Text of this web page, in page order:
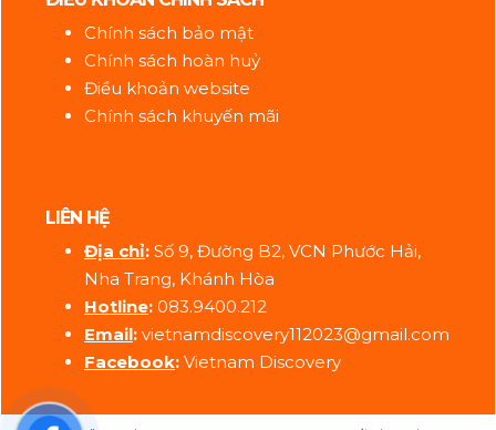
Chính sách bảo mật
Chính sách hoàn huỷ
Điều khoản website
Chính sách khuyến mãi
LIÊN HỆ
Địa chỉ: Số 9, Đường B2, VCN Phước Hải,
Nha Trang, Khánh Hòa
Hotline: 083.9400.212
Email: vietnamdiscovery112023@gmail.com
Facebook: Vietnam Discovery